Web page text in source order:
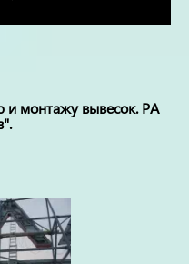
и монтажу вывесок. РА